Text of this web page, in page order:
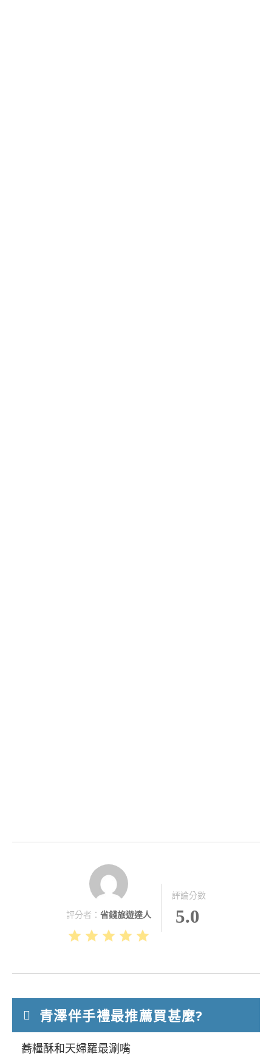
評分者： 省錢旅遊達人
評論分數
5.0
青澤伴手禮最推薦買甚麼?
蕎糧酥和天婦羅最涮嘴